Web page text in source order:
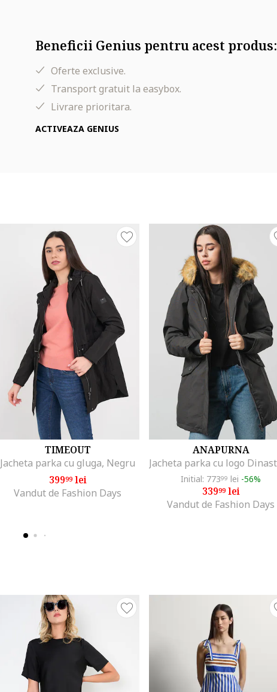
Beneficii Genius pentru acest produs:
Oferte exclusive.
Transport gratuit la easybox.
Livrare prioritara.
ACTIVEAZA GENIUS
TIMEOUT
Jacheta parka cu gluga, Negru
39999lei
Vandut de Fashion Days
ANAPURNA
Initial: 77399 lei -56%
33999lei
Vandut de Fashion Days